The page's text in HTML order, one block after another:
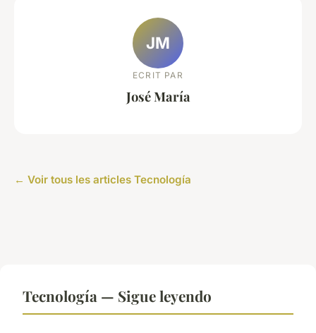
JM
ECRIT PAR
José María
← Voir tous les articles Tecnología
Tecnología — Sigue leyendo